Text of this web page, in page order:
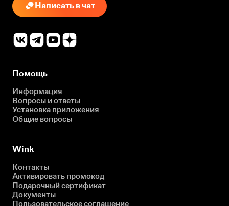
Написать в чат
Помощь
Информация
Вопросы и ответы
Установка приложения
Общие вопросы
Wink
Контакты
Активировать промокод
Подарочный сертификат
Документы
Пользовательское соглашение